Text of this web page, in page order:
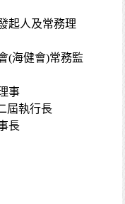
起人及常務理
(海健會)常務監
事
屆執行長
長